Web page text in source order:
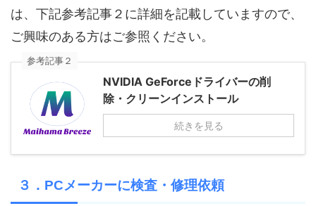
は、下記参考記事２に詳細を記載していますので、
ご興味のある方はご参照ください。
参考記事２
NVIDIA GeForceドライバーの削
除・クリーンインストール
続きを見る
３．PCメーカーに検査・修理依頼